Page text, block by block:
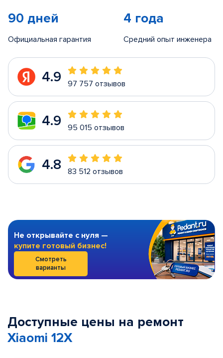
90 дней
Официальная гарантия
4 года
Средний опыт инженера
4.9 97 757 отзывов
4.9 95 015 отзывов
4.8 83 512 отзывов
Не открывайте с нуля —
купите готовый бизнес!
Смотреть
варианты
Доступные цены на ремонт
Xiaomi 12X